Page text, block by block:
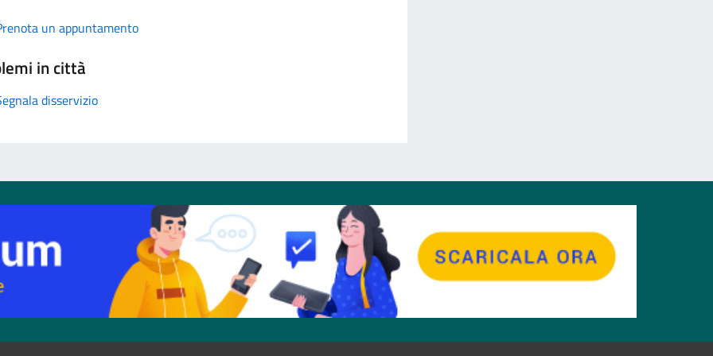
un appuntamento
in città
disservizio